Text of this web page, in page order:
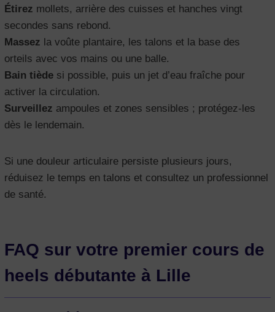
Étirez mollets, arrière des cuisses et hanches vingt
secondes sans rebond.
Massez la voûte plantaire, les talons et la base des
orteils avec vos mains ou une balle.
Bain tiède si possible, puis un jet d’eau fraîche pour
activer la circulation.
Surveillez ampoules et zones sensibles ; protégez-les
dès le lendemain.
Si une douleur articulaire persiste plusieurs jours,
réduisez le temps en talons et consultez un professionnel
de santé.
FAQ sur votre premier cours de
heels débutante à Lille